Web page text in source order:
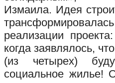
Измаила. Идея
реализации
когда заявлялось,
(из четырех)
социальное жилье!